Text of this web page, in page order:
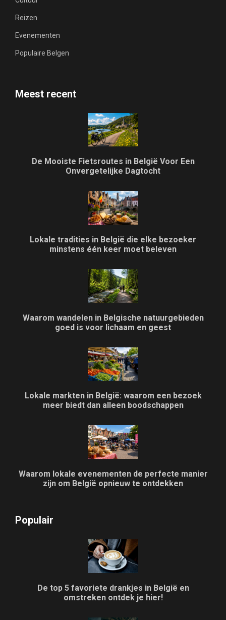
Reizen
Evenementen
Populaire Belgen
Meest recent
De Mooiste Fietsroutes in België Voor Een
Onvergetelijke Dagtocht
Lokale tradities in België die elke bezoeker
minstens één keer moet beleven
Waarom wandelen in Belgische natuurgebieden
goed is voor lichaam en geest
Lokale markten in België: waarom een bezoek
meer biedt dan alleen boodschappen
Waarom lokale evenementen de perfecte manier
zijn om België opnieuw te ontdekken
Populair
De top 5 favoriete drankjes in België en
omstreken ontdek je hier!